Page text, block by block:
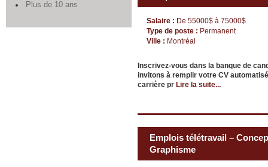
Plus de 10 ans
Salaire : De 55000$ à 75000$
Type de poste : Permanent
Ville : Montréal
Inscrivez-vous dans la banque de
invitons à remplir votre CV
carrière pr Lire la suite...
Emplois télétravail –
Graphisme